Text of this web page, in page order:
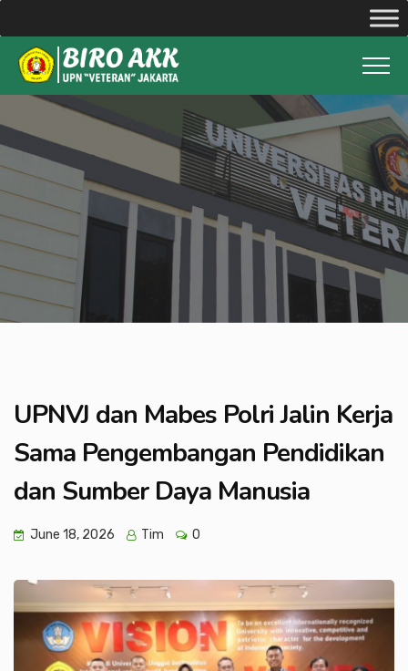
UPNVJ dan Mabes Polri Jalin Kerja
Sama Pengembangan Pendidikan
dan Sumber Daya Manusia
June 18, 2026 Tim 0